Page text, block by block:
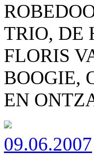
TRIO, DE
FLORIS
BOOGIE,
EN
09.06.2007